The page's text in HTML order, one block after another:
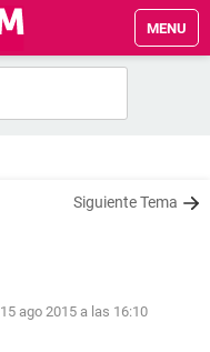
MENU
Siguiente Tema
15 ago 2015 a las 16:10